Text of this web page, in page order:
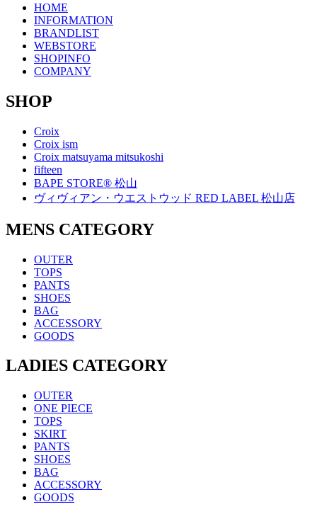
HOME
INFORMATION
BRANDLIST
WEBSTORE
SHOPINFO
COMPANY
SHOP
Croix
Croix ism
Croix matsuyama mitsukoshi
fifteen
BAPE STORE® 松山
ヴィヴィアン・ウエストウッド RED LABEL 松山店
MENS CATEGORY
OUTER
TOPS
PANTS
SHOES
BAG
ACCESSORY
GOODS
LADIES CATEGORY
OUTER
ONE PIECE
TOPS
SKIRT
PANTS
SHOES
BAG
ACCESSORY
GOODS